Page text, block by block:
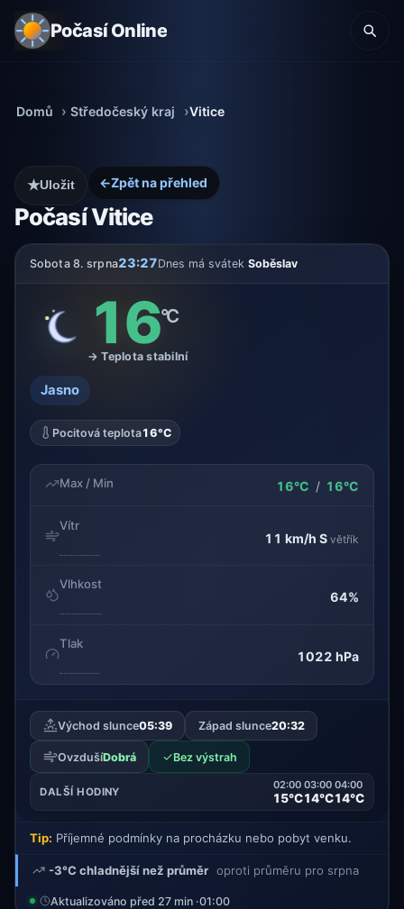
Počasí Online
Domů Středočeský kraj Vitice
←Zpět na přehled
Počasí Vitice
★Uložit
Sobota 8. srpna23:27Dnes má svátek Soběslav
16°C
→ Teplota stabilní
Jasno
Pocitová teplota16°C
Max / Min 16°C / 16°C
Vítr
11 km/h S větřík
Vlhkost
64%
Tlak
1022 hPa
Východ slunce05:39 Západ slunce20:32
OvzdušíDobrá ✓Bez výstrah
DALŠÍ HODINY
02:00
15°C
03:00
14°C
04:00
14°C
Tip: Příjemné podmínky na procházku nebo pobyt venku.
-3°C chladnější než průměr oproti průměru pro srpna
Aktualizováno před 27 min ·01:00